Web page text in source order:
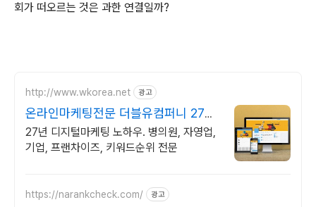
회가 떠오르는 것은 과한 연결일까?
http://www.wkorea.net 광고
온라인마케팅전문 더블유컴퍼니 27년
노하우
27년 디지털마케팅 노하우. 병의원, 자영업,
기업, 프랜차이즈, 키워드순위 전문
https://narankcheck.com/ 광고